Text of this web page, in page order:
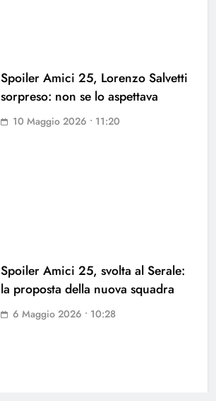
Spoiler Amici 25, Lorenzo Salvetti
sorpreso: non se lo aspettava
10 Maggio 2026 • 11:20
Spoiler Amici 25, svolta al Serale:
la proposta della nuova squadra
6 Maggio 2026 • 10:28